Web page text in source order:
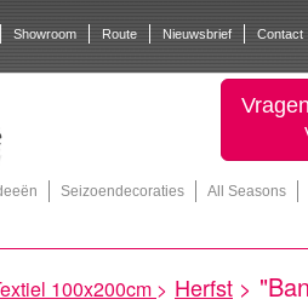
Showroom Route Nieuwsbrief Contact
Seizoendecoraties
All Seasons
100x200cm > Herfst >